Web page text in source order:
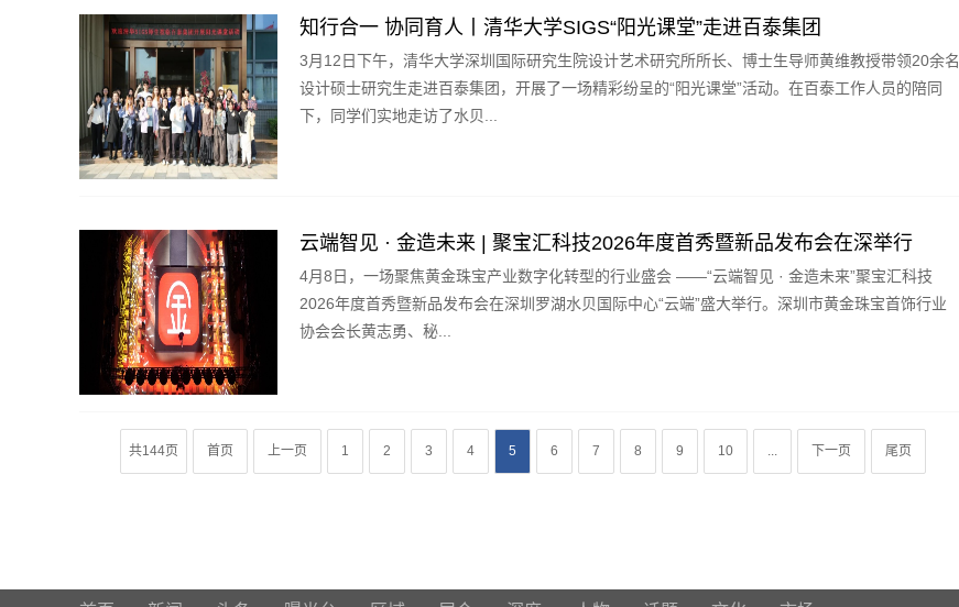
知行合一 协同育人丨清华大学SIGS“阳光课堂”走进百泰集团
3月12日下午，清华大学深圳国际研究生院设计艺术研究所所长、博士生导师黄维教授带领20余名
设计硕士研究生走进百泰集团，开展了一场精彩纷呈的“阳光课堂”活动。在百泰工作人员的陪同
下，同学们实地走访了水贝...
云端智见 · 金造未来 | 聚宝汇科技2026年度首秀暨新品发布会在深举行
4月8日，一场聚焦黄金珠宝产业数字化转型的行业盛会 ——“云端智见 · 金造未来”聚宝汇科技
2026年度首秀暨新品发布会在深圳罗湖水贝国际中心“云端”盛大举行。深圳市黄金珠宝首饰行业
协会会长黄志勇、秘...
共144页 首页 上一页 1 2 3 4 5 6 7 8 9 10 ... 下一页 尾页